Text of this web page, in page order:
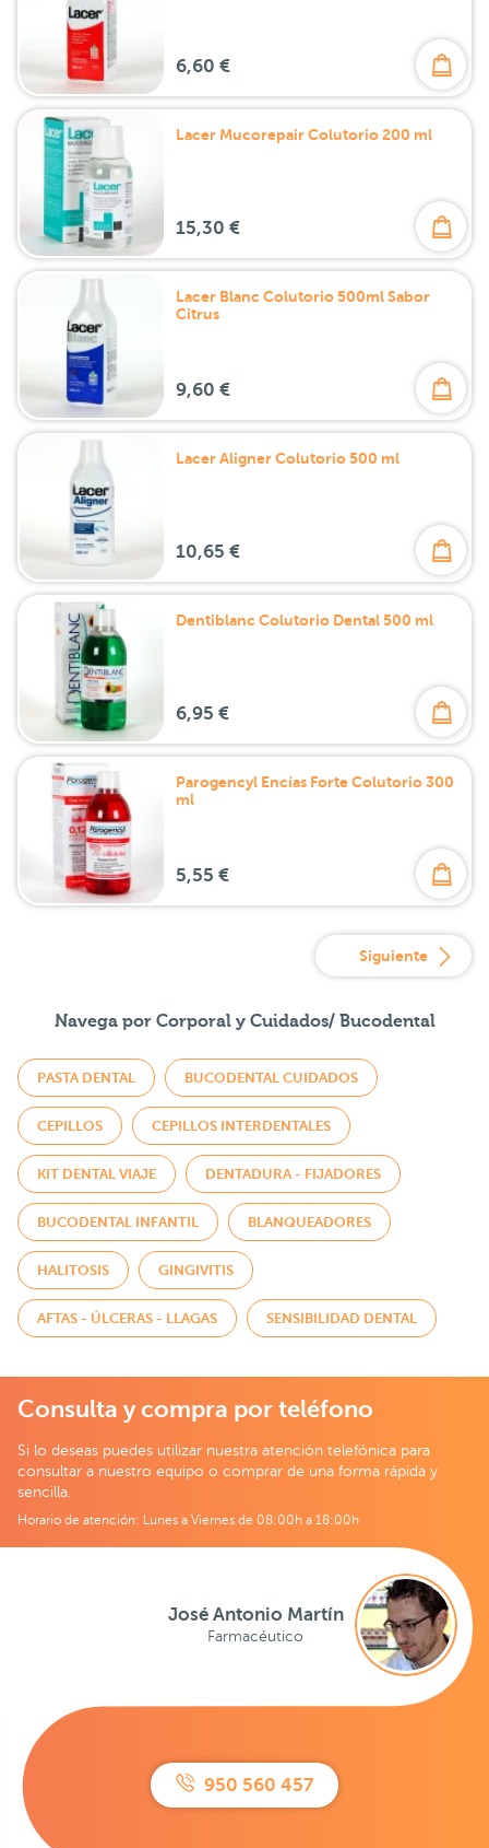
6,60 €
Lacer Mucorepair Colutorio 200 ml
15,30 €
Lacer Blanc Colutorio 500ml Sabor
Citrus
9,60 €
Lacer Aligner Colutorio 500 ml
10,65 €
Dentiblanc Colutorio Dental 500 ml
6,95 €
Parogencyl Encías Forte Colutorio 300
ml
5,55 €
Siguiente
Navega por Corporal y Cuidados/ Bucodental
PASTA DENTAL BUCODENTAL CUIDADOS
CEPILLOS CEPILLOS INTERDENTALES
KIT DENTAL VIAJE DENTADURA - FIJADORES
BUCODENTAL INFANTIL BLANQUEADORES
HALITOSIS GINGIVITIS
AFTAS - ÚLCERAS - LLAGAS SENSIBILIDAD DENTAL
Consulta y compra por teléfono
Si lo deseas puedes utilizar nuestra atención telefónica para
consultar a nuestro equipo o comprar de una forma rápida y
sencilla.
Horario de atención: Lunes a Viernes de 08:00h a 18:00h
950 560 457
José Antonio Martín
Farmacéutico